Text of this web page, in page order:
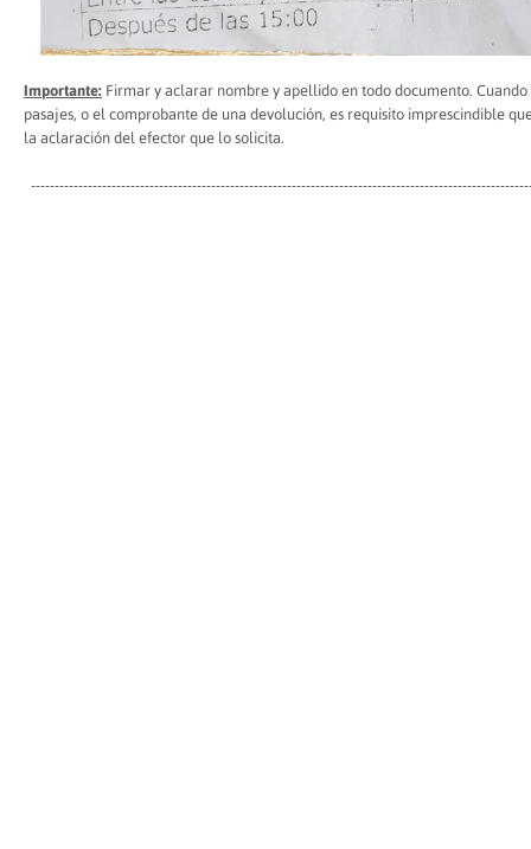
Importante: Firmar y aclarar nombre y apellido en todo documento.
pasajes, o el comprobante de una devolución, es requisito imprescindible
la aclaración del efector que lo solicita.